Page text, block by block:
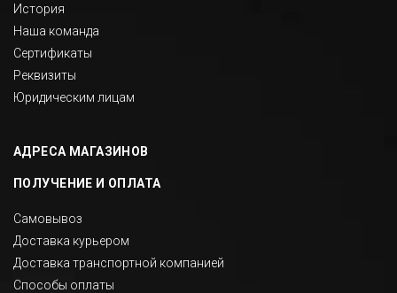
История
Наша команда
Сертификаты
Реквизиты
Юридическим лицам
АДРЕСА МАГАЗИНОВ
ПОЛУЧЕНИЕ И ОПЛАТА
Самовывоз
Доставка курьером
Доставка транспортной компанией
Способы оплаты